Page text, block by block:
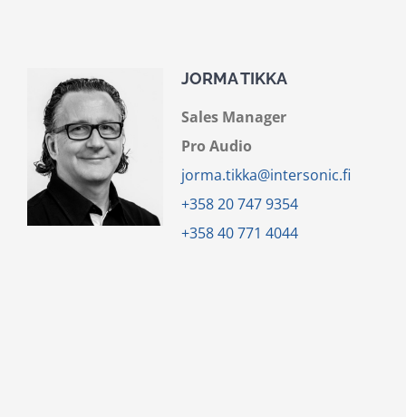
JORMA TIKKA
Sales Manager
Pro Audio
jorma.tikka@intersonic.fi
+358 20 747 9354
+358 40 771 4044